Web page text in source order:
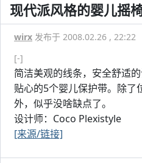
现代派风格的婴儿摇
wirx 发布于 2008.02.26 , 22:22
[-]
简洁美观的线条，安全舒适
贴心的5个婴儿保护带。除了
外，似乎没啥缺点了。
设计师：Coco Plexistyle
[来源/链接]